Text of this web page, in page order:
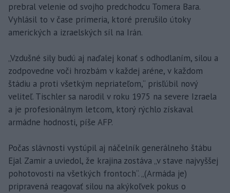
prebral velenie od svojho predchodcu Tomera Bara.
Vyhlásil to v čase prímeria, ktoré prerušilo útoky
amerických a izraelských síl na Irán.
„Vzdušné sily budú aj naďalej konať s odhodlaním, silou a
zodpovedne voči hrozbám v každej aréne, v každom
štádiu a proti všetkým nepriateľom,“ prisľúbil nový
veliteľ. Tischler sa narodil v roku 1975 na severe Izraela
a je profesionálnym letcom, ktorý rýchlo získaval
armádne hodnosti, píše AFP.
Počas slávnosti vystúpil aj náčelník generálneho štábu
Ejal Zamir a uviedol, že krajina zostáva „v stave najvyššej
pohotovosti na všetkých frontoch“. „(Armáda je)
pripravená reagovať silou na akýkoľvek pokus o